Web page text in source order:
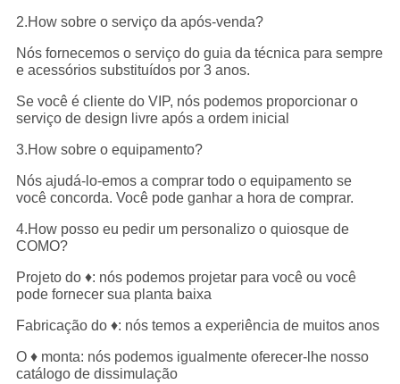
2.How sobre o serviço da após-venda?
Nós fornecemos o serviço do guia da técnica para sempre
e acessórios substituídos por 3 anos.
Se você é cliente do VIP, nós podemos proporcionar o
serviço de design livre após a ordem inicial
3.How sobre o equipamento?
Nós ajudá-lo-emos a comprar todo o equipamento se
você concorda. Você pode ganhar a hora de comprar.
4.How posso eu pedir um personalizo o quiosque de
COMO?
Projeto do ♦: nós podemos projetar para você ou você
pode fornecer sua planta baixa
Fabricação do ♦: nós temos a experiência de muitos anos
O ♦ monta: nós podemos igualmente oferecer-lhe nosso
catálogo de dissimulação